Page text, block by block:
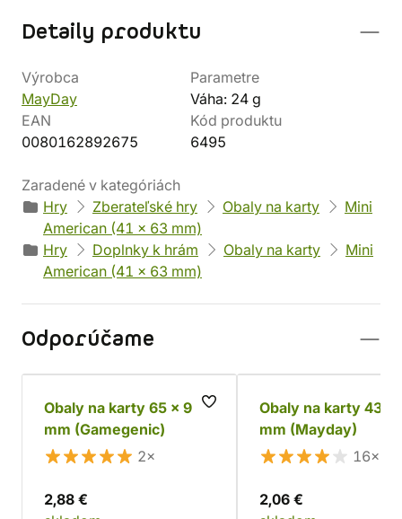
Detaily produktu
Výrobca
MayDay
Parametre
Váha: 24 g
EAN
0080162892675
Kód produktu
6495
Zaradené v kategóriách
Hry
Zberateľské hry Obaly na karty
Mini
American (41 x 63 mm)
Hry
Doplnky k hrám Obaly na karty
Mini
American (41 x 63 mm)
Odporúčame
Obaly na karty 65 x 92
mm (Gamegenic)
2×
2,88 €
Obaly na karty 43 x
mm (Mayday)
16×
2,06 €